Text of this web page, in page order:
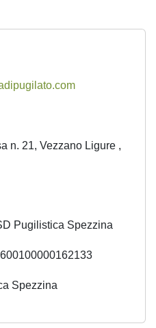
n. 21, Vezzano Ligure ,
Pugilistica Spezzina
Spezzina